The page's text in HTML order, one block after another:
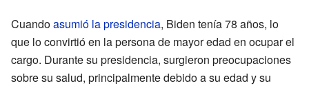
Cuandoasumió la presidencia, Biden tenía 78 años, lo
que lo convirtió en la persona de mayor edad en ocupar el
cargo. Durante su presidencia, surgieron preocupaciones
sobre su salud, principalmente debido a su edad y su